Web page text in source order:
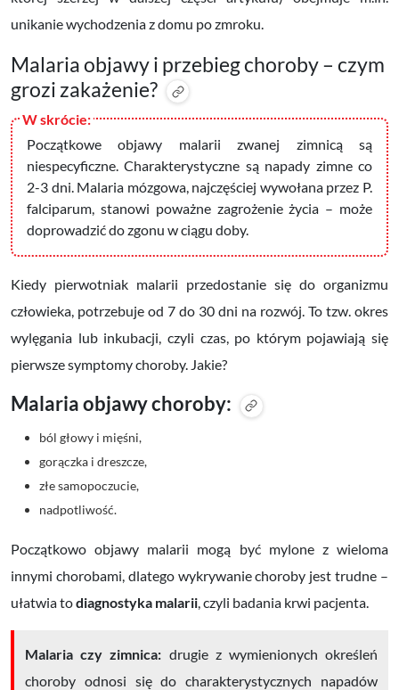
unikanie wychodzenia z domu po zmroku.
Malaria objawy i przebieg choroby – czym
grozi zakażenie?
Początkowe objawy malarii zwanej zimnicą są
niespecyficzne. Charakterystyczne są napady zimne co
2-3 dni. Malaria mózgowa, najczęściej wywołana przez P.
falciparum, stanowi poważne zagrożenie życia – może
doprowadzić do zgonu w ciągu doby.
Kiedy pierwotniak malarii przedostanie się do organizmu
człowieka, potrzebuje od 7 do 30 dni na rozwój. To tzw. okres
wylęgania lub inkubacji, czyli czas, po którym pojawiają się
pierwsze symptomy choroby. Jakie?
Malaria objawy choroby:
ból głowy i mięśni,
gorączka i dreszcze,
złe samopoczucie,
nadpotliwość.
Początkowo objawy malarii mogą być mylone z wieloma
innymi chorobami, dlatego wykrywanie choroby jest trudne –
ułatwia todiagnostyka malarii, czyli badania krwi pacjenta.
Malaria czy zimnica: drugie z wymienionych określeń
choroby odnosi się do charakterystycznych napadów